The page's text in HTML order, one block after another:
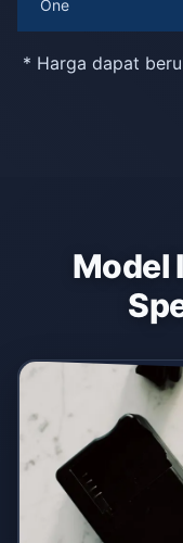
One
* Harga dapat
Model